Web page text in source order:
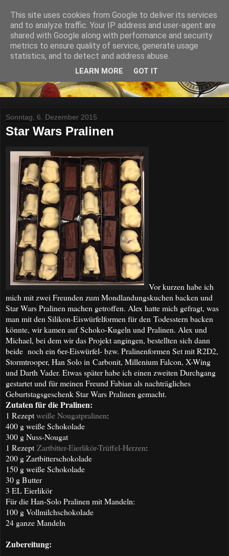
Sonntag, 6. Dezember 2015
Star Wars Pralinen
Vor kurzen habe ich
mich mit zwei Freunden zum Mondlandungskuchen backen und
Star Wars Pralinen machen getroffen. Alex hatte mich gefragt, was
man mit den Silikon-Eiswürfelformen für den Todesstern backen
könnte, wir kamen auf Schoko-Kugeln und Pralinen. Alex und
Michael, bei dem wir das Projekt angingen, bestellten sich dann
beide noch ein 6er-Eiswürfel- bzw. Pralinenformen Set mit R2D2,
Stormtrooper, Han Solo in Carbonit, Millenium Falcon, X-Wing
und Darth Vader. Etwas später habe ich einen zweiten Durchgang
gestartet und für meinen Freund Fabian als nachträgliches
Geburtstagsgeschenk Star Wars Pralinen gemacht.
Zutaten für die Pralinen:
1 Rezeptweiße Nougatpralinen:
400 g weiße Schokolade
300 g Nuss-Nougat
1 Rezept Zartbitter-Eierlikör-Trüffel-Herzen:
200 g Zartbitterschokolade
150 g weiße Schokolade
30 g Butter
3 EL Eierlikör
Für die Han-Solo Pralinen mit Mandeln:
100 g Vollmilchschokolade
24 ganze Mandeln
Zubereitung:
This site uses cookies from Google to deliver its services
and to analyze traffic. Your IP address and user-agent are
shared with Google along with performance and security
metrics to ensure quality of service, generate usage
statistics, and to detect and address abuse.
LEARN MORE GOT IT